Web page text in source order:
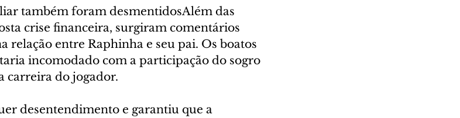
também foram desmentidosAlém das
crise financeira, surgiram comentários
relação entre Raphinha e seu pai. Os boatos
incomodado com a participação do sogro
carreira do jogador.
desentendimento e garantiu que a